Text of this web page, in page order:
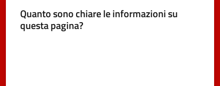
Quanto sono chiare le informazioni su
questa pagina?